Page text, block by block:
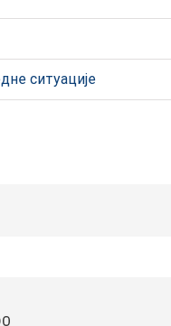
ситуације